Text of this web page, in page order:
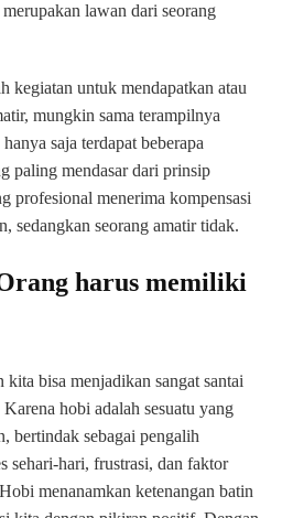
lawan dari seorang
kegiatan untuk mendapatkan atau
mungkin sama terampilnya
saja terdapat beberapa
paling mendasar dari prinsip
profesional menerima kompensasi
sedangkan seorang amatir tidak.
harus memiliki
bisa menjadikan sangat santai
hobi adalah sesuatu yang
bertindak sebagai pengalih
sehari-hari, frustrasi, dan faktor
menanamkan ketenangan batin